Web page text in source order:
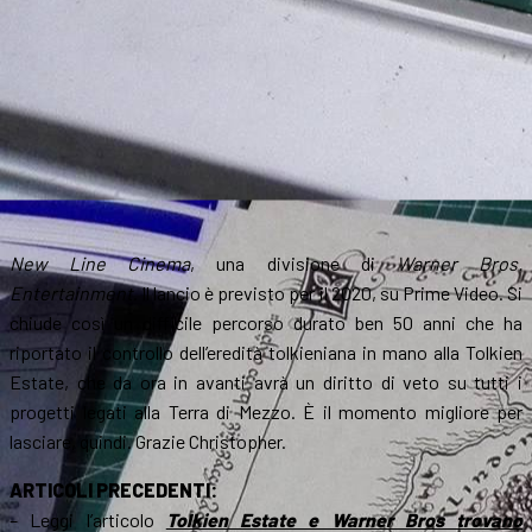
New Line Cinema, una divisione diWarner Bros.
Entertainment. Il lancio è previsto per il 2020, su Prime Video. Si
chiude così un difficile percorso durato ben 50 anni che ha
riportato il controllo dell’eredità tolkieniana in mano alla Tolkien
Estate, che da ora in avanti avrà un diritto di veto su tutti i
progetti legati alla Terra di Mezzo. È il momento migliore per
lasciare, quindi. Grazie Christopher.
ARTICOLI PRECEDENTI:
– Leggi l’articolo
Tolkien Estate e Warner Bros trovano